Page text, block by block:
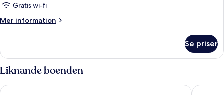
Gratis wi-fi
Mer information
Mer
-
bubbelbad
Se priser
Liknande boenden
Diamond Luxury Suites Collection Ducato